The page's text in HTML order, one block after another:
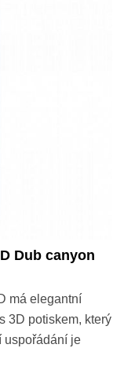
Dub canyon
má elegantní
3D potiskem, který
uspořádání je